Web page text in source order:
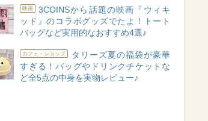
映画
3COINSから話題の映画『ウィキ
ッド』のコラボグッズでたよ！トート
バッグなど実用的なおすすめ4選♪
カフェ・ショップ
タリーズ夏の福袋が豪華
すぎる！バッグやドリンクチケットな
ど全5点の中身を実物レビュー♪